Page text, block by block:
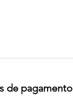
de pagamento